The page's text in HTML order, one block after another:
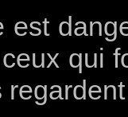
est
qui